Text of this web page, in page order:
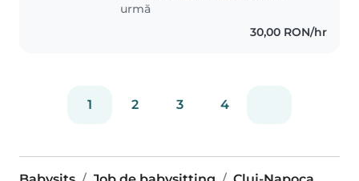
urmă
30,00 RON/hr
1 2 3 4